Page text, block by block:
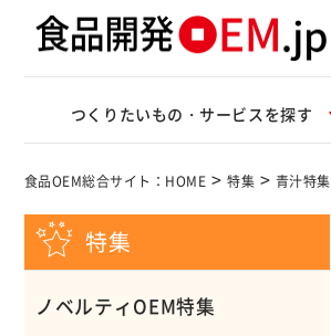
つくりたいもの・サービスを探す
食品OEM総合サイト：HOME >特集 >青汁特集
特集
ノベルティOEM特集